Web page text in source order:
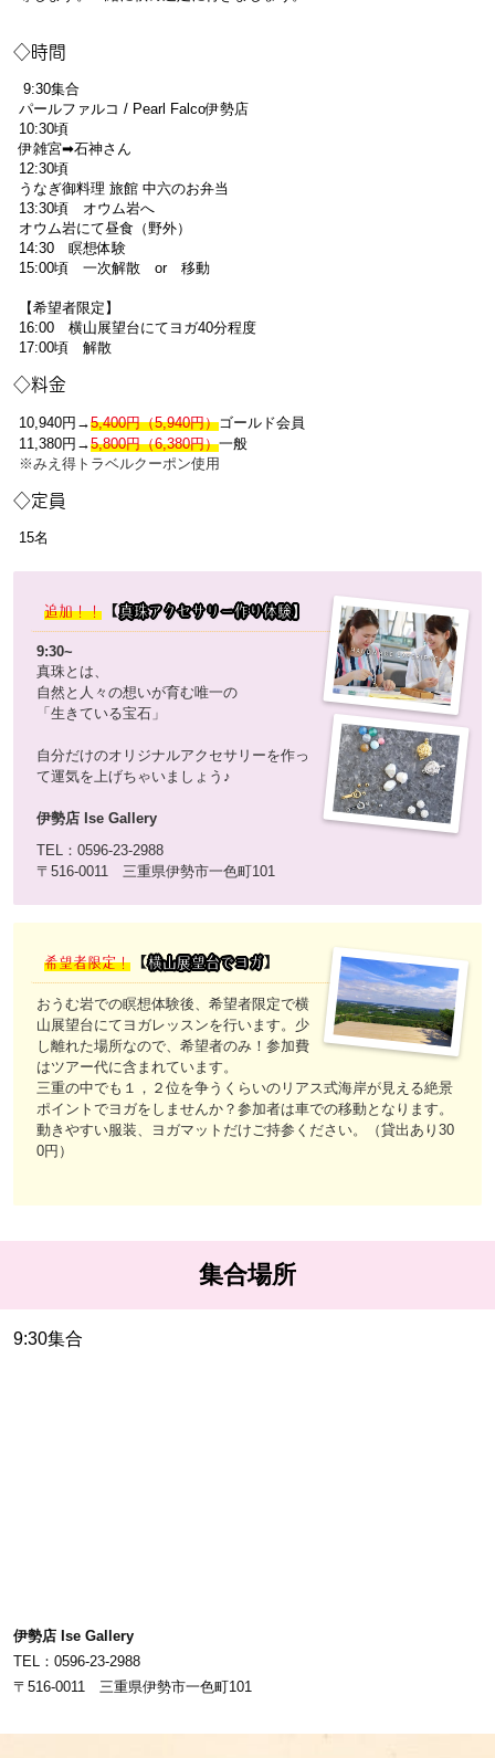
◇時間
9:30集合
パールファルコ / Pearl Falco伊勢店
10:30頃
伊雑宮➡石神さん
12:30頃
うなぎ御料理 旅館 中六のお弁当
13:30頃 オウム岩へ
オウム岩にて昼食（野外）
14:30 瞑想体験
15:00頃 一次解散 or 移動
【希望者限定】
16:00 横山展望台にてヨガ40分程度
17:00頃 解散
◇料金
10,940円→5,400円（5,940円）ゴールド会員
11,380円→5,800円（6,380円）一般
※みえ得トラベルクーポン使用
◇定員
15名
追加！！ 【真珠アクセサリー作り体験】
9:30~
真珠とは、
自然と人々の想いが育む唯一の
「生きている宝石」
自分だけのオリジナルアクセサリーを作っ
て運気を上げちゃいましょう♪
伊勢店 Ise Gallery
TEL：0596-23-2988
〒516-0011 三重県伊勢市一色町101
希望者限定！ 【横山展望台でヨガ】
おうむ岩での瞑想体験後、希望者限定で横
山展望台にてヨガレッスンを行います。少
し離れた場所なので、希望者のみ！参加費
はツアー代に含まれています。
三重の中でも１，２位を争うくらいのリアス式海岸が見える絶景
ポイントでヨガをしませんか？参加者は車での移動となります。
動きやすい服装、ヨガマットだけご持参ください。（貸出あり30
0円）
集合場所
9:30集合
伊勢店 Ise Gallery
TEL：0596-23-2988
〒516-0011 三重県伊勢市一色町101